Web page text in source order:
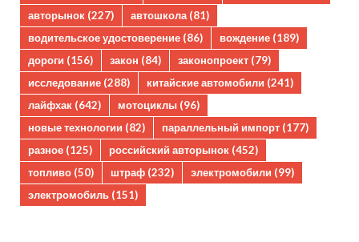
авторынок (227) автошкола (81)
водительское удостоверение (86) вождение (189)
дороги (156) закон (84) законопроект (79)
исследование (288) китайские автомобили (241)
лайфхак (642) мотоциклы (96)
новые технологии (82) параллельный импорт (177)
разное (125) российский авторынок (452)
топливо (50) штраф (232) электромобили (99)
электромобиль (151)